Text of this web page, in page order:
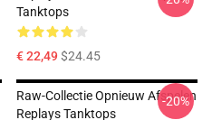
Tanktops
€ 22,49$24.45
Raw-Collectie Opnieuw Afspelen
Replays Tanktops
-20%